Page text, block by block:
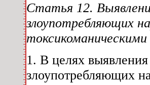
Статья 12.
злоупотребляющих
1. В целях
злоупотребляющих